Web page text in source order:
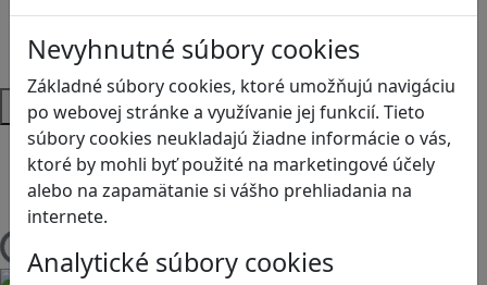
Nevyhnutné súbory cookies
Základné súbory cookies, ktoré umožňujú navigáciu
po webovej stránke a využívanie jej funkcií. Tieto
súbory cookies neukladajú žiadne informácie o vás,
ktoré by mohli byť použité na marketingové účely
alebo na zapamätanie si vášho prehliadania na
internete.
Analytické súbory cookies
Zdravie a pohyb
Platformy
Android
Herná konzola
Stolové, kartové
Načítam blogy